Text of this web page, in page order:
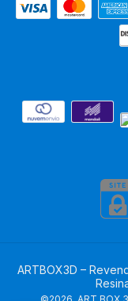
ARTBOX3D –